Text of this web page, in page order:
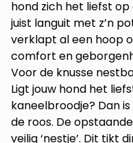
hond zich het liefst
juist languit met z’n
verklapt al een hoop
comfort en
Voor de knusse
Ligt jouw hond het
kaneelbroodje? Dan
de roos. De
veilig ‘nestje’. Dit tikt